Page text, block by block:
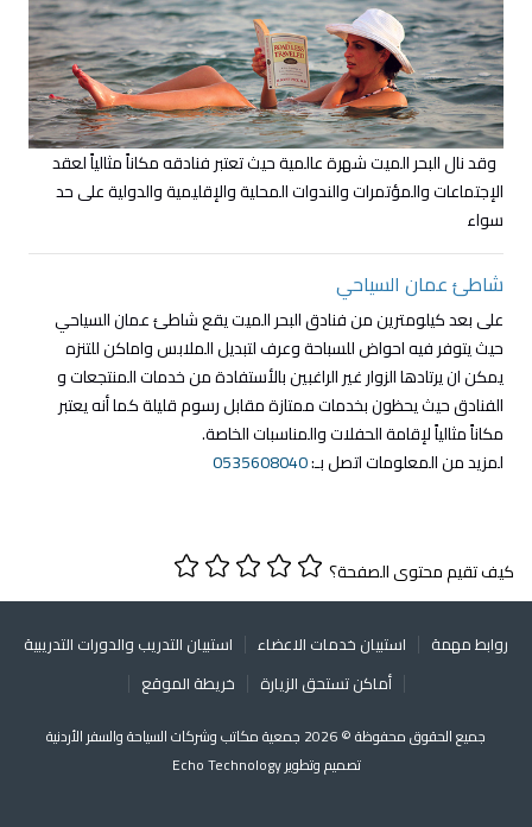
وقد نال البحر الميت شهرة عالمية حيث تعتبر فنادقه مكاناً مثالياً لعقد
الإجتماعات والمؤتمرات والندوات المحلية والإقليمية والدولية على حد
سواء
شاطئ عمان السياحي
على بعد كيلومترين من فنادق البحر الميت يقع شاطئ عمان السياحي
حيث يتوفر فيه احواض للسباحة وعرف لتبديل الملابس واماكن للتنزه
يمكن ان يرتادها الزوار غير الراغبين بالأستفادة من خدمات المنتجعات و
الفنادق حيث يحظون بخدمات ممتازة مقابل رسوم قليلة كما أنه يعتبر
مكاناً مثالياً لإقامة الحفلات والمناسبات الخاصة.
لمزيد من المعلومات اتصل بـ:0535608040
كيف تقيم محتوى الصفحة؟
روابط مهمة استبيان خدمات الاعضاء
استبيان التدريب والدورات التدريبية
أماكن تستحق الزيارة
خريطة الموقع
جميع الحقوق محفوظة © 2026 جمعية مكاتب وشركات السياحة والسفر الأردنية
تصميم وتطويرEcho Technology